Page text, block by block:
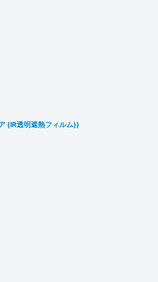
(IR透明遮熱フィルム))